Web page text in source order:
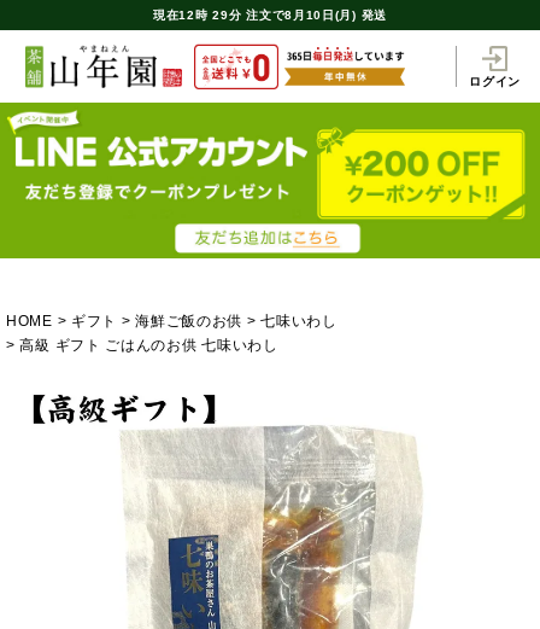
現在12時 29分 注文で8月10日(月) 発送
ログイン
HOME ギフト 海鮮ご飯のお供
七味いわし
高級 ギフト ごはんのお供 七味いわし